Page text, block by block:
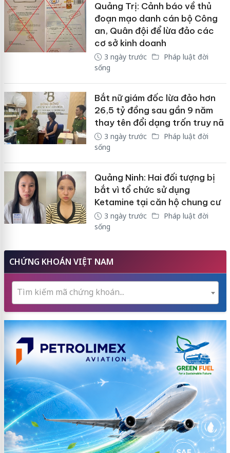
Quảng Trị: Cảnh báo về thủ
đoạn mạo danh cán bộ Công
an, Quân đội để lừa đảo các
cơ sở kinh doanh
3 ngày trước
Pháp luật đời
sống
Bắt nữ giám đốc lừa đảo hơn
26,5 tỷ đồng sau gần 9 năm
thay tên đổi dạng trốn truy nã
3 ngày trước
Pháp luật đời
sống
Quảng Ninh: Hai đối tượng bị
bắt vì tổ chức sử dụng
Ketamine tại căn hộ chung cư
3 ngày trước
Pháp luật đời
sống
CHỨNG KHOÁN VIỆT NAM
Tìm kiếm mã chứng khoán...